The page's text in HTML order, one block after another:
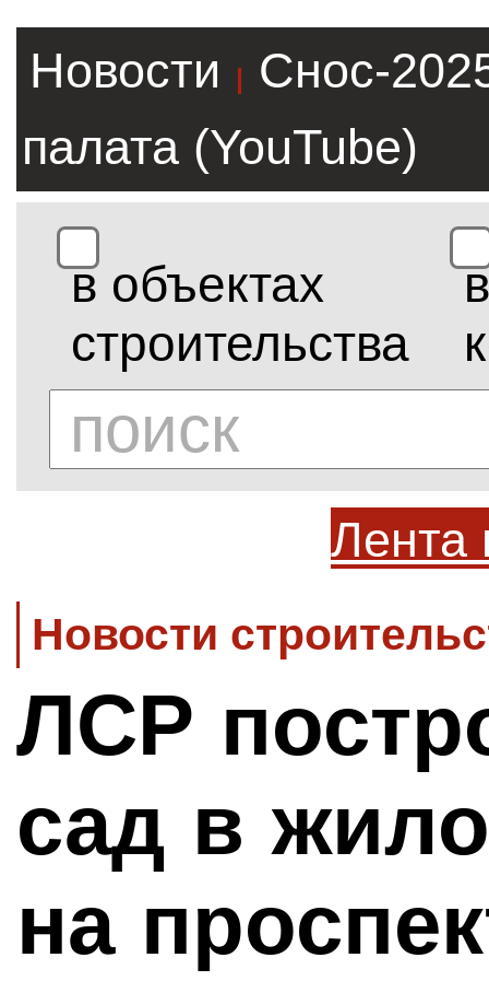
Новости |
Снос-
палата (YouTube)
в объектах
строительства
в
Лента
Новости
ЛСР
сад в
на